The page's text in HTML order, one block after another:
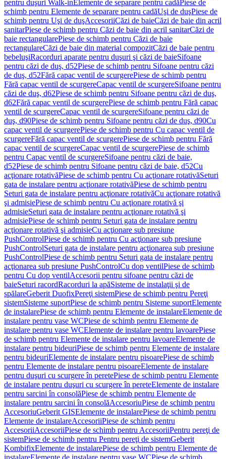
pentru duşuri Walk-inElemente de separare pentru cadăPiese de
schimb pentru Elemente de separare pentru cadăUşi de duşPiese de
schimb pentru Uşi de duşAccesoriiCăzi de baieCăzi de baie din acril
sanitarPiese de schimb pentru Căzi de baie din acril sanitarCăzi de
baie rectangularePiese de schimb pentru Căzi de baie
rectangulareCăzi de baie din material compozitCăzi de baie pentru
bebeluşiRacorduri aparate pentru duşuri şi căzi de baieSifoane
pentru căzi de duş, d52Piese de schimb pentru Sifoane pentru căzi
de duş, d52Fără capac ventil de scurgerePiese de schimb pentru
Fără capac ventil de scurgereCapac ventil de scurgereSifoane pentru
căzi de duş, d62Piese de schimb pentru Sifoane pentru căzi de duş,
d62Fără capac ventil de scurgerePiese de schimb pentru Fără capac
ventil de scurgereCapac ventil de scurgereSifoane pentru căzi de
duş, d90Piese de schimb pentru Sifoane pentru căzi de duş, d90Cu
capac ventil de scurgerePiese de schimb pentru Cu capac ventil de
scurgereFără capac ventil de scurgerePiese de schimb pentru Fără
capac ventil de scurgereCapac ventil de scurgerePiese de schimb
pentru Capac ventil de scurgereSifoane pentru căzi de baie,
d52Piese de schimb pentru Sifoane pentru căzi de baie, d52Cu
acţionare rotativăPiese de schimb pentru Cu acţionare rotativăSeturi
gata de instalare pentru acţionare rotativăPiese de schimb pentru
Seturi gata de instalare pentru acţionare rotativăCu acţionare rotativă
şi admisiePiese de schimb pentru Cu acţionare rotativă şi
admisieSeturi gata de instalare pentru acţionare rotativă şi
admisiePiese de schimb pentru Seturi gata de instalare pentru
acţionare rotativă şi admisieCu acţionare sub presiune
PushControlPiese de schimb pentru Cu acţionare sub presiune
PushControlSeturi gata de instalare pentru acţionarea sub presiune
PushControlPiese de schimb pentru Seturi gata de instalare pentru
acţionarea sub presiune PushControlCu dop ventilPiese de schimb
pentru Cu dop ventilAccesorii pentru sifoane pentru căzi de
baieSeturi racordRacorduri la apăSisteme de instalaţii şi de
spălareGeberit DuofixPereţi sistemPiese de schimb pentru Pereţi
sistemSisteme suportPiese de schimb pentru Sisteme suportElemente
de instalarePiese de schimb pentru Elemente de instalareElemente de
instalare pentru vase WCPiese de schimb pentru Elemente de
instalare pentru vase WCElemente de instalare pentru lavoarePiese
de schimb pentru Elemente de instalare pentru lavoareElemente de
instalare pentru bideuriPiese de schimb pentru Elemente de instalare
pentru bideuriElemente de instalare pentru pisoarePiese de schimb
pentru Elemente de instalare pentru pisoareElemente de instalare
pentru duşuri cu scurgere în peretePiese de schimb pentru Elemente
de instalare pentru duşuri cu scurgere în pereteElemente de instalare
pentru sarcini în consolăPiese de schimb pentru Elemente de
instalare pentru sarcini în consolăAccesoriuPiese de schimb pentru
AccesoriuGeberit GISElemente de instalarePiese de schimb pentru
Elemente de instalareAccesoriiPiese de schimb pentru
AccesoriiAccesoriiPiese de schimb pentru AccesoriiPentru pereţi de
sistemPiese de schimb pentru Pentru pereţi de sistemGeberit
KombifixElemente de instalarePiese de schimb pentru Elemente de
instalareElemente de instalare pentru vase WCPiese de schimb